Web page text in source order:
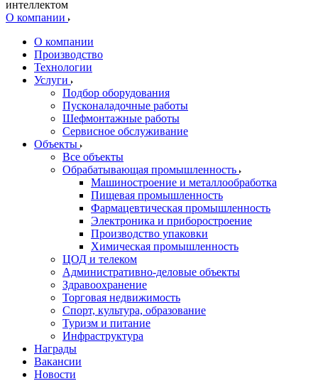
интеллектом
О компании
О компании
Производство
Технологии
Услуги
Подбор оборудования
Пусконаладочные работы
Шефмонтажные работы
Сервисное обслуживание
Объекты
Все объекты
Обрабатывающая промышленность
Машиностроение и металлообработка
Пищевая промышленность
Фармацевтическая промышленность
Электроника и приборостроение
Производство упаковки
Химическая промышленность
ЦОД и телеком
Административно-деловые объекты
Здравоохранение
Торговая недвижимость
Спорт, культура, образование
Туризм и питание
Инфраструктура
Награды
Вакансии
Новости